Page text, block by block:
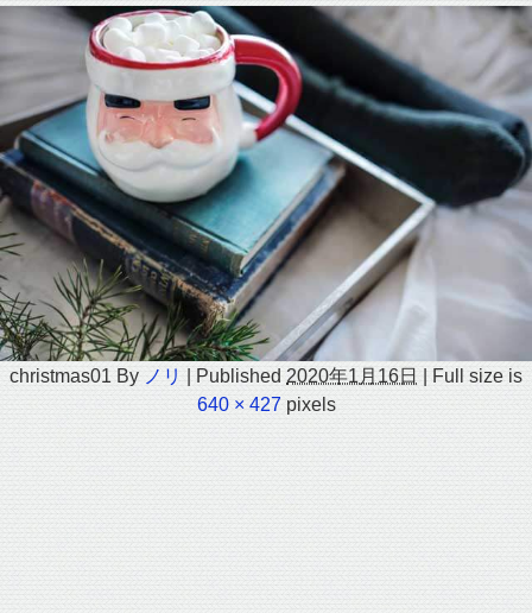
christmas01 By ノリ Published 2020年1月16日
Full size is
640 × 427 pixels